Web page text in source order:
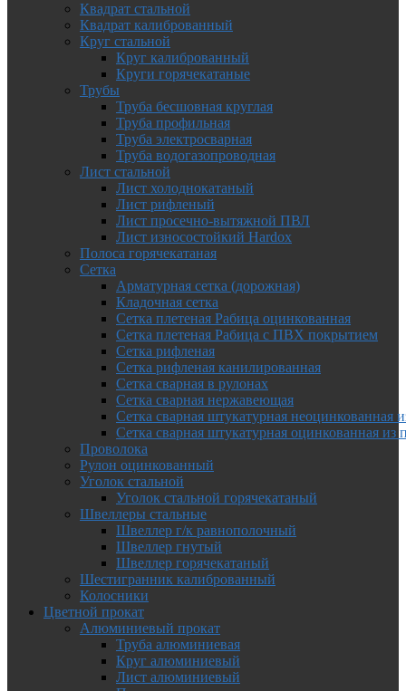
Квадрат стальной
Квадрат калиброванный
Круг стальной
Круг калиброванный
Круги горячекатаные
Трубы
Труба бесшовная круглая
Труба профильная
Труба электросварная
Труба водогазопроводная
Лист стальной
Лист холоднокатаный
Лист рифленый
Лист просечно-вытяжной ПВЛ
Лист износостойкий Hardox
Полоса горячекатаная
Сетка
Арматурная сетка (дорожная)
Кладочная сетка
Сетка плетеная Рабица оцинкованная
Сетка плетеная Рабица с ПВХ покрытием
Сетка рифленая
Сетка рифленая канилированная
Сетка сварная в рулонах
Сетка сварная нержавеющая
Сетка сварная штукатурная неоцинкованная
Сетка сварная штукатурная оцинкованная из
Проволока
Рулон оцинкованный
Уголок стальной
Уголок стальной горячекатаный
Швеллеры стальные
Швеллер г/к равнополочный
Швеллер гнутый
Швеллер горячекатаный
Шестигранник калиброванный
Колосники
Цветной прокат
Алюминиевый прокат
Труба алюминиевая
Круг алюминиевый
Лист алюминиевый